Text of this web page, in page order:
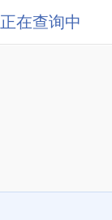
正在查询中